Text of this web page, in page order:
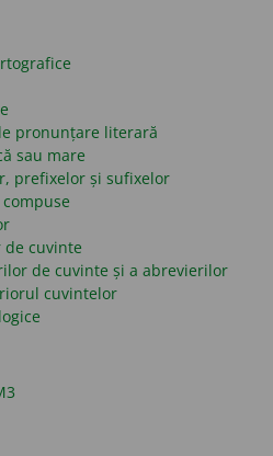
pronunțare literară
sau mare
prefixelor și sufixelor
cuvinte
de cuvinte și a abrevierilor
cuvintelor